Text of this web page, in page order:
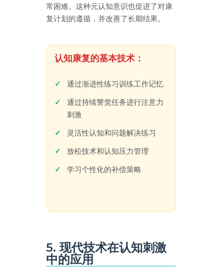
常困难。这种元认知意识也促进了对康
复计划的遵循，并改善了长期结果。
认知康复的基本技术：
通过渐进性练习训练工作记忆
通过持续警觉任务进行注意力
刺激
灵活性认知和问题解决练习
放松技术和认知压力管理
学习个性化的补偿策略
5. 现代技术在认知刺激
中的应用